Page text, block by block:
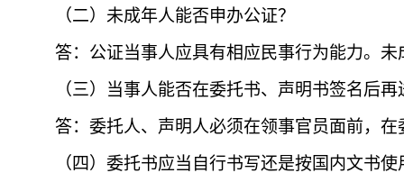
（二）未成年人能否申办公证？
答：公证当事人应具有相应民事行为能力。
（三）当事人能否在委托书、声明书签名后
答：委托人、声明人必须在领事官员面前，
（四）委托书应当自行书写还是按国内文书